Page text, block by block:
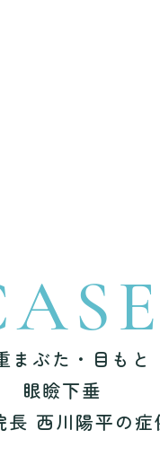
まぶた・目もと
眼瞼下垂
長 西川陽平の